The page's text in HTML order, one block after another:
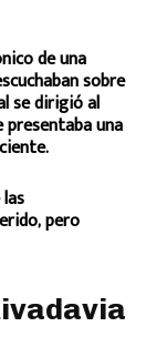
de una
sobre
se dirigió al
una
pero